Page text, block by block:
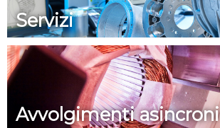
Servizi
Avvolgimenti asincroni